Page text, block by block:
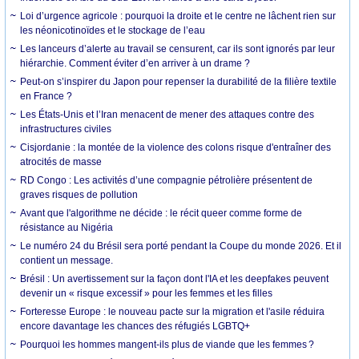
Loi d’urgence agricole : pourquoi la droite et le centre ne lâchent rien sur
les néonicotinoïdes et le stockage de l’eau
Les lanceurs d’alerte au travail se censurent, car ils sont ignorés par leur
hiérarchie. Comment éviter d’en arriver à un drame ?
Peut-on s’inspirer du Japon pour repenser la durabilité de la filière textile
en France ?
Les États-Unis et l’Iran menacent de mener des attaques contre des
infrastructures civiles
Cisjordanie : la montée de la violence des colons risque d'entraîner des
atrocités de masse
RD Congo : Les activités d’une compagnie pétrolière présentent de
graves risques de pollution
Avant que l'algorithme ne décide : le récit queer comme forme de
résistance au Nigéria
Le numéro 24 du Brésil sera porté pendant la Coupe du monde 2026. Et il
contient un message.
Brésil : Un avertissement sur la façon dont l'IA et les deepfakes peuvent
devenir un « risque excessif » pour les femmes et les filles
Forteresse Europe : le nouveau pacte sur la migration et l'asile réduira
encore davantage les chances des réfugiés LGBTQ+
Pourquoi les hommes mangent-ils plus de viande que les femmes ?